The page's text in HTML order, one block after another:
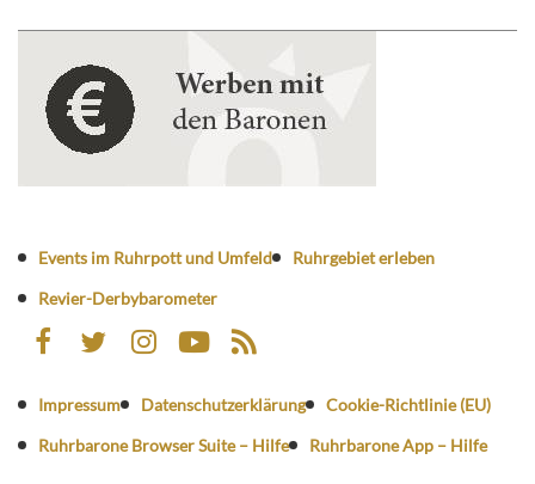
Events im Ruhrpott und Umfeld
Ruhrgebiet erleben
Revier-Derbybarometer
Impressum Datenschutzerklärung
Cookie-Richtlinie (EU)
Ruhrbarone Browser Suite – Hilfe
Ruhrbarone App – Hilfe